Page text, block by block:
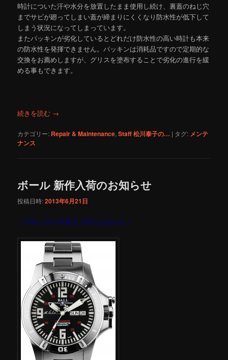
時計についた汗や水分を放置したまま使用し続け、裏蓋のねじ穴
までサビが廻ってしまい蓋が締まりにくくなり防水性が低下して
しまう状況になってしまっています。
またパッキンが劣化しているとどれだけ防水性の高い時計も本来
の防水性を発揮できません。パッキンは消耗品ですので定期的な
交換をお薦めしますが、グリスを塗布することで劣化の進行を緩
める事もできます。
続きを読む →
カテゴリー: Repair & Maintenance,Staff 松川泰子の… | タグ: メンテ
ナンス
ボール 新作入荷のお知らせ
投稿日時:2013年6月21日
《 BALL 2013年新作入荷のお知らせ 》